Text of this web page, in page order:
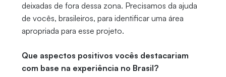
deixadas de fora dessa zona. Precisamos da ajuda
de vocês, brasileiros, para identificar uma área
apropriada para esse projeto.
Que aspectos positivos vocês destacariam
com base na experiência no Brasil?